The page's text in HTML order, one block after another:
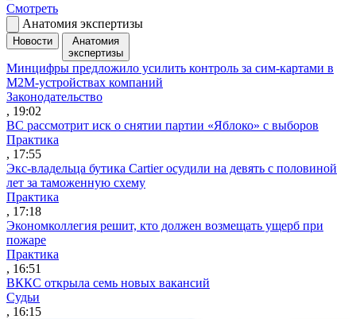
Смотреть
Анатомия экспертизы
Новости
Анатомия
экспертизы
Минцифры предложило усилить контроль за сим-картами в
M2M-устройствах компаний
Законодательство
, 19:02
ВС рассмотрит иск о снятии партии «Яблоко» с выборов
Практика
, 17:55
Экс-владельца бутика Cartier осудили на девять с половиной
лет за таможенную схему
Практика
, 17:18
Экономколлегия решит, кто должен возмещать ущерб при
пожаре
Практика
, 16:51
ВККС открыла семь новых вакансий
Судьи
, 16:15